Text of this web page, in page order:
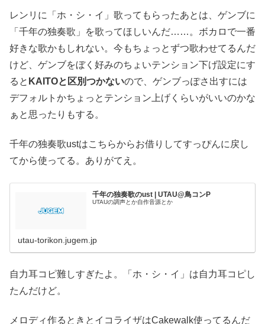
レンリに「ホ・シ・イ」歌ってもらったあとは、ゲンブに
「千年の独奏歌」を歌ってほしいんだ……。ボカロで一番
好きな歌かもしれない。今もちょっとずつ歌わせてるんだ
けど、ゲンブをぼく好みのちょいテンション下げ設定にす
ると KAITOと区別つかないので、ゲンブっぽさ出すには
デフォルトかちょっとテンション上げくらいがいいのかな
ぁと思ったりもする。
千年の独奏歌ustはこちらからお借りしてすっぴんに戻し
てから使ってる。ありがてえ。
千年の独奏歌のust | UTAU@鳥コンP
UTAUの調声とか自作音源とか
utau-torikon.jugem.jp
自力耳コピ難しすぎたよ。「ホ・シ・イ」は自力耳コピし
たんだけど。
メロディ作るときとイコライザはCakewalk使ってるんだ